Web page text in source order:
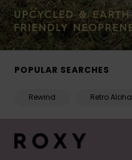
POPULAR SEARCHES
Rewind Retro Aloha